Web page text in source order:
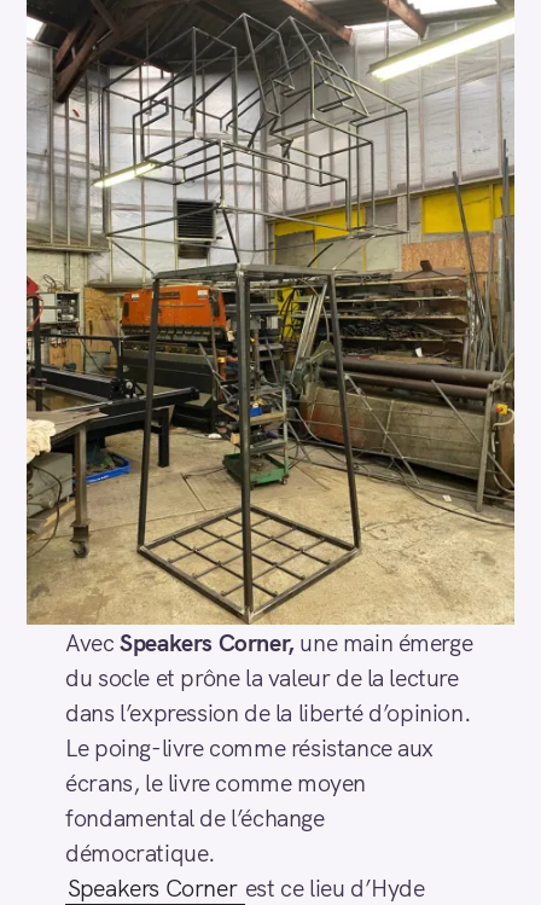
Avec Speakers Corner, une main émerge
du socle et prône la valeur de la lecture
dans l’expression de la liberté d’opinion.
Le poing-livre comme résistance aux
écrans, le livre comme moyen
fondamental de l’échange
démocratique.
Speakers Corner est ce lieu d’Hyde